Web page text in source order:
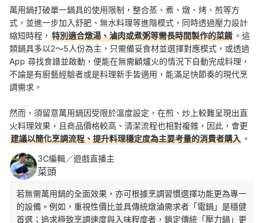
萬用鍋打破單一鍋具的使用限制，整合蒸、煮、燉、烤、煎等方
式，並進一步加入舒肥、無水料理等進階模式，同時透過壓力設計
縮短時程， 特別適合燉湯、滷肉或煮粥等需長時間製作的菜餚 。這
類鍋具多以2～5人份為主，只需備妥食材並選擇對應模式，或透過
App 尋找食譜並啟動，便能在無需顧爐火的情況下自動完成料理，
不論是有廚藝經驗者或是料理新手皆適用，能滿足快節奏的現代烹
調需求。
然而，須留意萬用鍋因受限於溫度設定，在煎、炒上較難呈現出直
火料理效果，且商品價格較高、清潔流程也相對複雜，因此，會更
建議以簡化烹調流程、提升料理穩定度為主要考量的消費者購入 。
3C編輯／遊戲直播主
菜頭
若無需萬用鍋的全面效果，亦可根據烹調習慣選擇功能更為專一
的設備。例如，重視性價比並具傳統燉滷需求者「電鍋」是穩健
首選；追求極致烹調速度與入味程度者，鎖定傳統「壓力鍋」更